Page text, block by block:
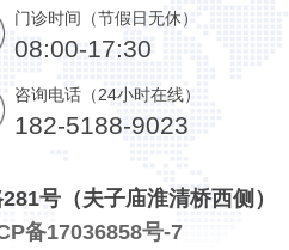
门诊时间（节假日无休）
08:00-17:30
咨询电话（24小时在线）
182-5188-9023
号（夫子庙淮清桥西侧）
备17036858号-7